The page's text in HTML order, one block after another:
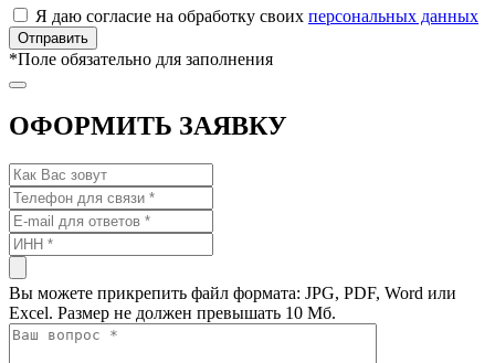
Я даю согласие на обработку своих персональных данных
*Поле обязательно для заполнения
ОФОРМИТЬ ЗАЯВКУ
Вы можете прикрепить файл формата: JPG, PDF, Word или
Excel. Размер не должен превышать 10 Мб.